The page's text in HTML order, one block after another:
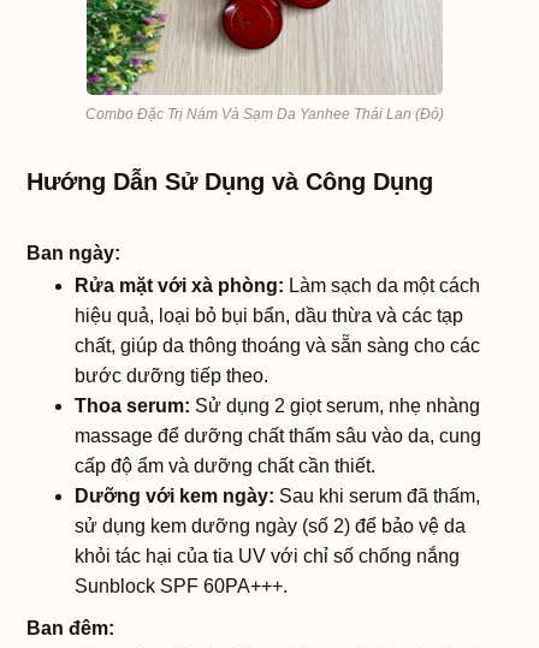
Combo Đặc Trị Nám Và Sạm Da Yanhee Thái Lan (Đỏ)
Hướng Dẫn Sử Dụng và Công Dụng
Ban ngày:
Rửa mặt với xà phòng: Làm sạch da một cách
hiệu quả, loại bỏ bụi bẩn, dầu thừa và các tạp
chất, giúp da thông thoáng và sẵn sàng cho các
bước dưỡng tiếp theo.
Thoa serum: Sử dụng 2 giọt serum, nhẹ nhàng
massage để dưỡng chất thấm sâu vào da, cung
cấp độ ẩm và dưỡng chất cần thiết.
Dưỡng với kem ngày: Sau khi serum đã thấm,
sử dụng kem dưỡng ngày (số 2) để bảo vệ da
khỏi tác hại của tia UV với chỉ số chống nắng
Sunblock SPF 60PA+++.
Ban đêm: